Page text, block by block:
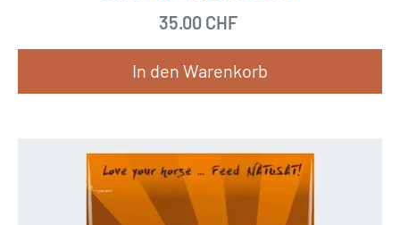
35.00 CHF
In den Warenkorb